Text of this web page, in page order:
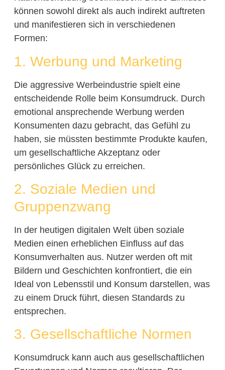
können sowohl direkt als auch indirekt auftreten
und manifestieren sich in verschiedenen
Formen:
1. Werbung und Marketing
Die aggressive Werbeindustrie spielt eine
entscheidende Rolle beim Konsumdruck. Durch
emotional ansprechende Werbung werden
Konsumenten dazu gebracht, das Gefühl zu
haben, sie müssten bestimmte Produkte kaufen,
um gesellschaftliche Akzeptanz oder
persönliches Glück zu erreichen.
2. Soziale Medien und
Gruppenzwang
In der heutigen digitalen Welt üben soziale
Medien einen erheblichen Einfluss auf das
Konsumverhalten aus. Nutzer werden oft mit
Bildern und Geschichten konfrontiert, die ein
Ideal von Lebensstil und Konsum darstellen, was
zu einem Druck führt, diesen Standards zu
entsprechen.
3. Gesellschaftliche Normen
Konsumdruck kann auch aus gesellschaftlichen